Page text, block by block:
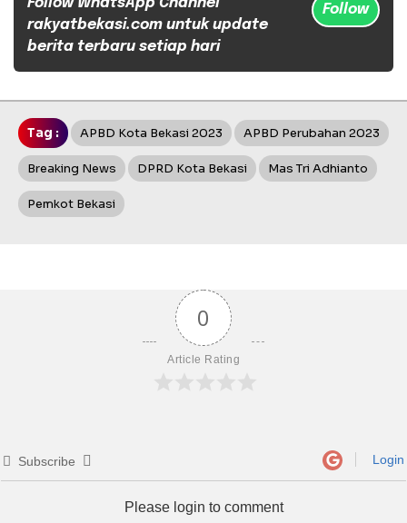
rakyatbekasi.com untuk update
berita terbaru setiap hari
Follow
Tag : APBD Kota Bekasi 2023 APBD Perubahan 2023
Breaking News DPRD Kota Bekasi Mas Tri Adhianto
Pemkot Bekasi
0
Article Rating
Subscribe Login
Please login to comment